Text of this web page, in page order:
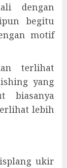
dengan
begitu
motif
terlihat
yang
biasanya
lebih
ukir